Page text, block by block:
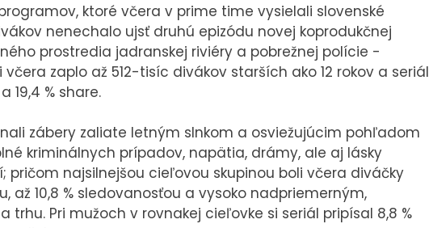
ktoré včera v prime time vysielali slovenské
nenechalo ujsť druhú epizódu novej koprodukčnej
prostredia jadranskej riviéry a pobrežnej polície -
zaplo až 512-tisíc divákov starších ako 12 rokov a seriál
19,4 % share.
zábery zaliate letným slnkom a osviežujúcim pohľadom
kriminálnych prípadov, napätia, drámy, ale aj lásky
pričom najsilnejšou cieľovou skupinou boli včera diváčky
až 10,8 % sledovanosťou a vysoko nadpriemerným,
trhu. Pri mužoch v rovnakej cieľovke si seriál pripísal 8,8 %